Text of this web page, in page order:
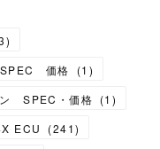
)
SPEC 価格
(1 )
ン SPEC・価格 (1 )
ECU (241)